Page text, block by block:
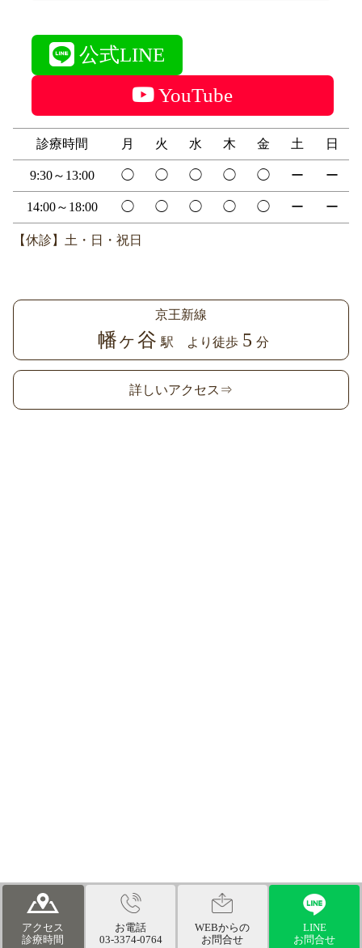
公式LINE
YouTube
診療時間 月 火 水 木 金 土 日
9:30～13:00 ◯ ◯ ◯ ◯ ◯ ー ー
14:00～18:00 ◯ ◯ ◯ ◯ ◯ ー ー
【休診】土・日・祝日
京王新線
幡ヶ谷 駅 より徒歩 5 分
詳しいアクセス⇒
© 医療法人社団健美会 山田歯科医院 幡ヶ谷（新宿・渋谷近く）の歯
医者なら、渋谷で45年。1日10人に限定。治療がなくなる「最後の歯科
医」で評判の、当院まで
アクセス
診療時間
お電話
03-3374-0764
WEBからの
お問合せ
LINE
お問合せ